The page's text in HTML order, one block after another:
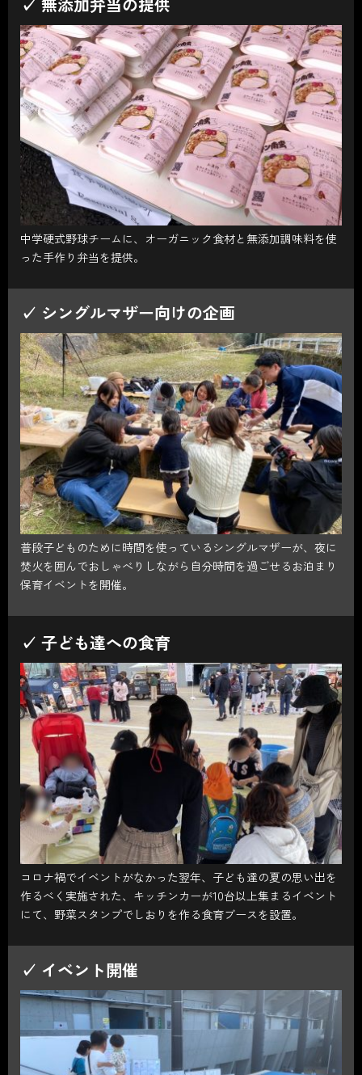
中学硬式野球チームに、オーガニック食材と無添加調味料を使
った手作り弁当を提供。
✓ シングルマザー向けの企画
普段子どものために時間を使っているシングルマザーが、夜に
焚火を囲んでおしゃべりしながら自分時間を過ごせるお泊まり
保育イベントを開催。
✓ 子ども達への食育
コロナ禍でイベントがなかった翌年、子ども達の夏の思い出を
作るべく実施された、キッチンカーが10台以上集まるイベント
にて、野菜スタンプでしおりを作る食育ブースを設置。
✓ イベント開催